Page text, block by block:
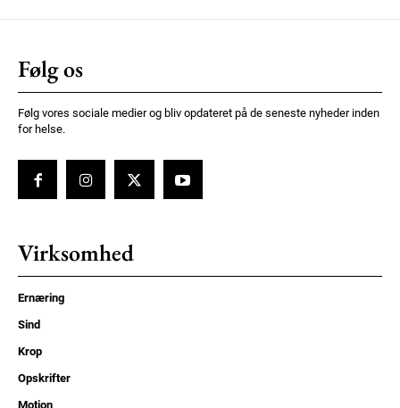
Følg os
Følg vores sociale medier og bliv opdateret på de seneste nyheder inden
for helse.
Virksomhed
Ernæring
Sind
Krop
Opskrifter
Motion